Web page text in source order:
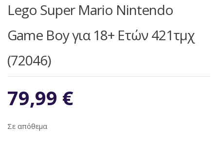
Lego Super Mario Nintendo
Game Boy για 18+ Ετών 421τμχ
(72046)
79,99 €
Σε απόθεμα